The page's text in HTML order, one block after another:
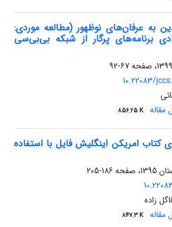
به عرفان‌های نوظهور (مطالعه موردی:
برنامه‌های پرگار از شبکه بی‌بی‌سی
67-92
10.22083/
مقاله 856.25 K
کتاب امریکن اینگلیش فایل با استفاده
186-205
زاده
مقاله 847.3 K